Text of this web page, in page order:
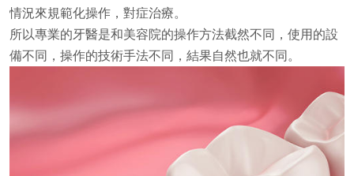
情況來規範化操作，對症治療。
所以專業的牙醫是和美容院的操作方法截然不同，使用的設
備不同，操作的技術手法不同，結果自然也就不同。